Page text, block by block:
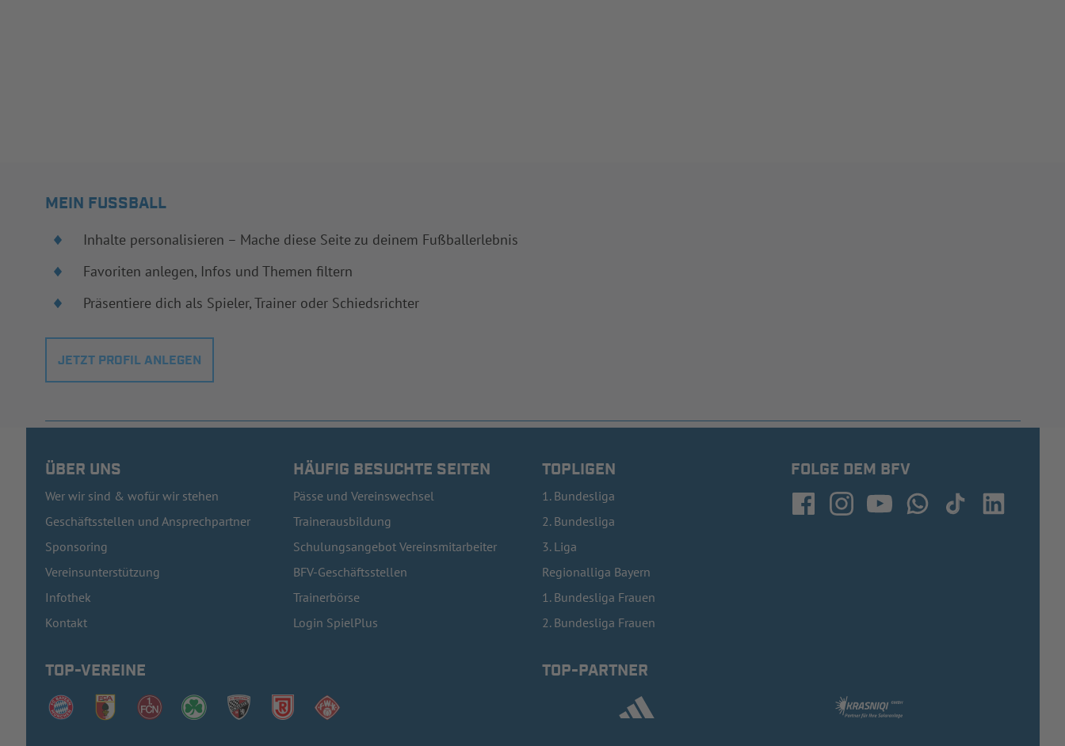
MEIN FUSSBALL
Inhalte personalisieren – Mache diese Seite zu deinem Fußballerlebnis
Favoriten anlegen, Infos und Themen filtern
Präsentiere dich als Spieler, Trainer oder Schiedsrichter
JETZT PROFIL ANLEGEN
ÜBER UNS
Wer wir sind & wofür wir stehen
Geschäftsstellen und Ansprechpartner
Sponsoring
Vereinsunterstützung
Infothek
Kontakt
HÄUFIG BESUCHTE SEITEN
Pässe und Vereinswechsel
Trainerausbildung
Schulungsangebot Vereinsmitarbeiter
BFV-Geschäftsstellen
Trainerbörse
Login SpielPlus
TOPLIGEN
1. Bundesliga
2. Bundesliga
3. Liga
Regionalliga Bayern
1. Bundesliga Frauen
2. Bundesliga Frauen
FOLGE DEM BFV
TOP-VEREINE TOP-PARTNER